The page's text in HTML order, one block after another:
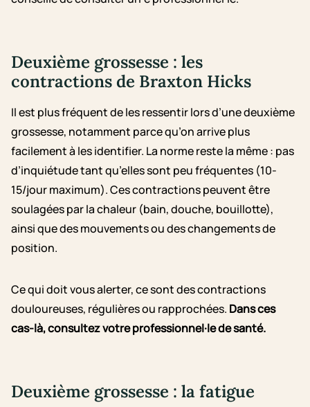
Deuxième grossesse : les
contractions de Braxton Hicks
Il est plus fréquent de les ressentir lors d’une deuxième
grossesse, notamment parce qu’on arrive plus
facilement à les identifier. La norme reste la même : pas
d’inquiétude tant qu’elles sont peu fréquentes (10-
15/jour maximum). Ces contractions peuvent être
soulagées par la chaleur (bain, douche, bouillotte),
ainsi que des mouvements ou des changements de
position.
Ce qui doit vous alerter, ce sont des contractions
douloureuses, régulières ou rapprochées. Dans ces
cas-là, consultez votre professionnel·le de santé.
Deuxième grossesse : la fatigue